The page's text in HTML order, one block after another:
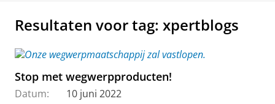
Resultaten voor tag: xpertblogs
Stop met wegwerpproducten!
Datum:
10 juni 2022